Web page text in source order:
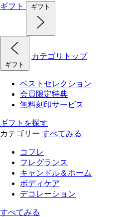
ギフト
ギフト
ギフト
カテゴリトップ
ベストセレクション
会員限定特典
無料刻印サービス
ギフトを探す
カテゴリー すべてみる
コフレ
フレグランス
キャンドル＆ホーム
ボディケア
デコレーション
すべてみる